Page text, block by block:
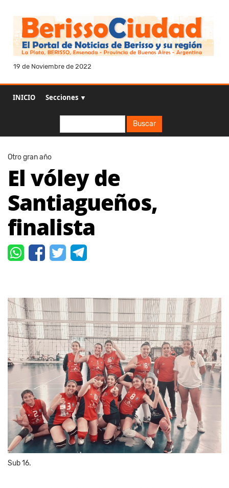
19 de Noviembre de 2022
INICIO Secciones ▼
Buscar
Otro gran año
El vóley de
Santiagueños,
finalista
Sub 16.